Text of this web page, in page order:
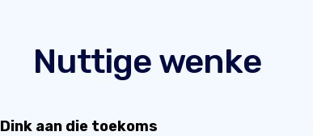
Nuttige wenke
Dink aan die toekoms